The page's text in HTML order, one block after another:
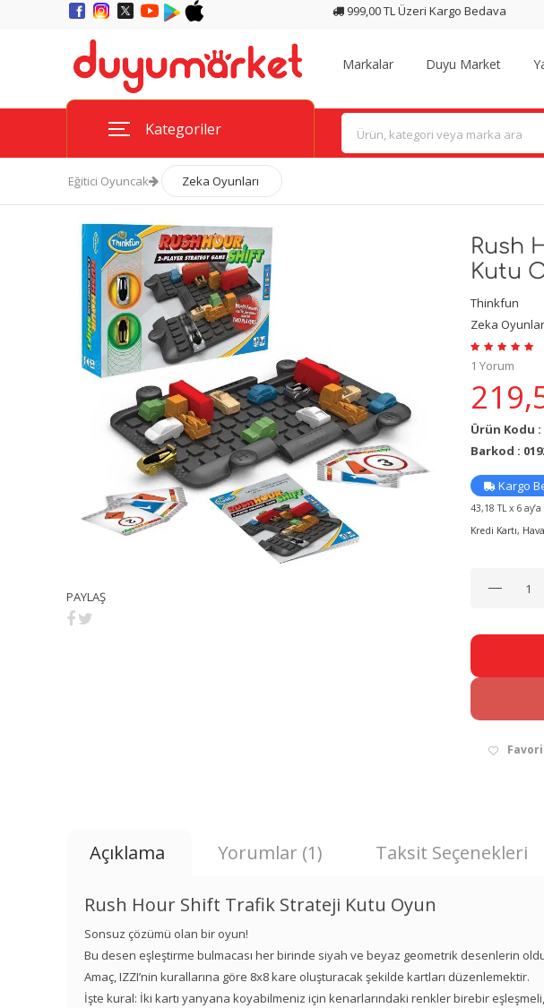
999,00 TL Üzeri Kargo Bedava
Markalar Duyu Market
Kategoriler
Eğitici Oyuncak Zeka Oyunları
PAYLAŞ
Rush
Kutu
Thinkfun
Zeka
1 Yorum
Ürün Kodu :
Barkod :
Kargo
43,18 TL x 6
Kredi Kartı,
Açıklama Yorumlar (1) Taksit Seçenekleri
Rush Hour Shift Trafik Strateji Kutu Oyun
Sonsuz çözümü olan bir oyun!
Bu desen eşleştirme bulmacası her birinde siyah ve beyaz geometrik desenlerin
Amaç, IZZI’nin kurallarına göre 8x8 kare oluşturacak şekilde kartları düzenlemektir.
İşte kural: İki kartı yanyana koyabilmeniz için kenarlarındaki renkler birebir